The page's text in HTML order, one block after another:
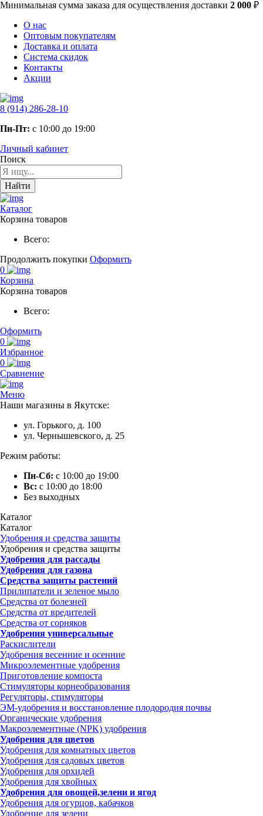
Минимальная сумма заказа для осуществления доставки 2 000 ₽
О нас
Оптовым покупателям
Доставка и оплата
Система скидок
Контакты
Акции
8 (914) 286-28-10
Пн-Пт: с 10:00 до 19:00
Личный кабинет
Поиск
Найти
Каталог
Корзина товаров
Всего:
Продолжить покупки Оформить
0
Корзина
Корзина товаров
Всего:
Оформить
0
Избранное
0
Сравнение
Меню
Наши магазины в Якутске:
ул. Горького, д. 100
ул. Чернышевского, д. 25
Режим работы:
Пн-Сб: с 10:00 до 19:00
Вс: с 10:00 до 18:00
Без выходных
Каталог
Каталог
Удобрения и средства защиты
Удобрения и средства защиты
Удобрения для рассады
Удобрения для газона
Средства защиты растений
Прилипатели и зеленое мыло
Средства от болезней
Средства от вредителей
Средства от сорняков
Удобрения универсальные
Раскислители
Удобрения весенние и осенние
Микроэлементные удобрения
Приготовление компоста
Стимуляторы корнеобразования
Регуляторы, стимуляторы
ЭМ-удобрения и восстановление плодородия почвы
Органические удобрения
Макроэлементные (NPK) удобрения
Удобрения для цветов
Удобрения для комнатных цветов
Удобрения для садовых цветов
Удобрения для орхидей
Удобрения для хвойных
Удобрения для овощей,зелени и ягод
Удобрения для огурцов, кабачков
Удобрение для зелени